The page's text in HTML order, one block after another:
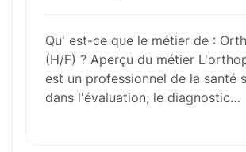
Glisser & déposer les
ou
Parcourir les fichiers
Qu' est-ce que le métier de :
(H/F) ? Aperçu du métier
est un professionnel de la santé
dans l'évaluation, le diagnostic…